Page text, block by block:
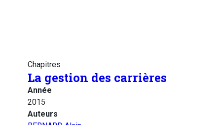
Chapitres
La gestion des carrières
Année
2015
Auteurs